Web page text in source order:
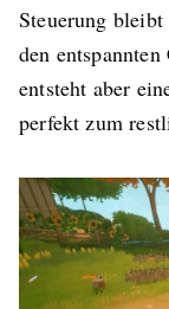
Steuerung
den
entsteht aber
perfekt zum